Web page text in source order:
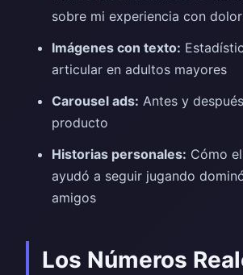
sobre mi experiencia con
Imágenes con texto:
articular en adultos mayores
Carousel ads: Antes y
producto
Historias personales: Cómo
ayudó a seguir jugando
amigos
Los Números